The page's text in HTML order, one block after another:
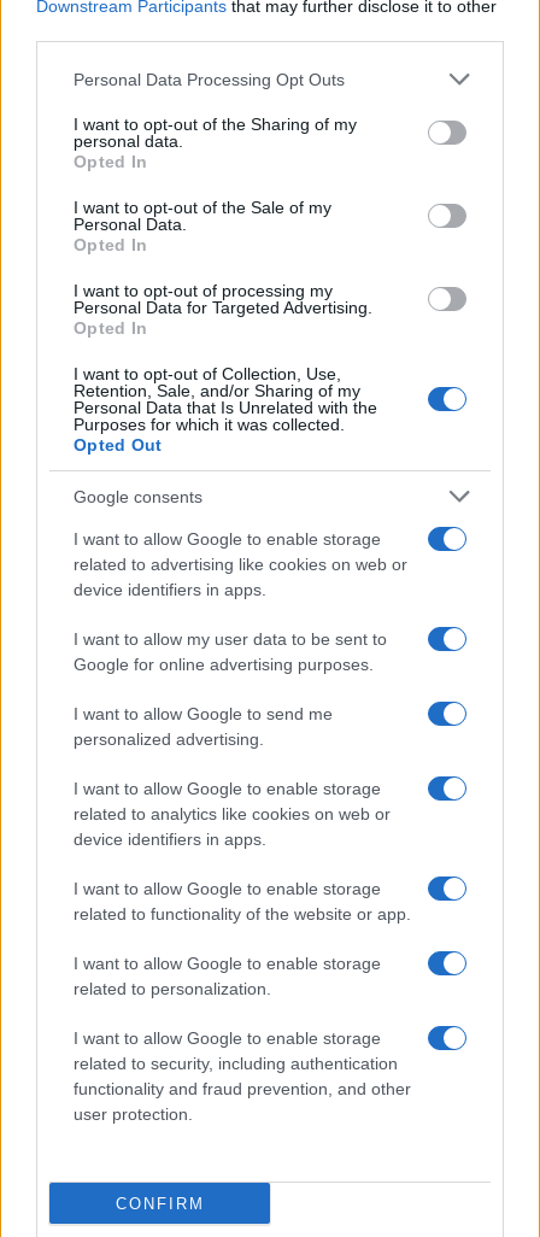
Downstream Participants that may further disclose it to other
Please note that this website/app uses one or more Google
not limited to your visit or usage behaviour. You may click to
grant or deny consent to Google and its third-party tags to
use your data for below specified purposes in below Google
consent section.
Personal Data Processing Opt Outs
I want to opt-out of the Sharing of my
personal data.
Opted In
I want to opt-out of the Sale of my
Personal Data.
Opted In
I want to opt-out of processing my
Personal Data for Targeted Advertising.
Opted In
I want to opt-out of Collection, Use,
Retention, Sale, and/or Sharing of my
Personal Data that Is Unrelated with the
Purposes for which it was collected.
Opted Out
Google consents
I want to allow Google to enable storage
related to advertising like cookies on web or
device identifiers in apps.
I want to allow my user data to be sent to
Google for online advertising purposes.
I want to allow Google to send me
personalized advertising.
I want to allow Google to enable storage
related to analytics like cookies on web or
device identifiers in apps.
I want to allow Google to enable storage
related to functionality of the website or app.
I want to allow Google to enable storage
related to personalization.
I want to allow Google to enable storage
related to security, including authentication
functionality and fraud prevention, and other
user protection.
CONFIRM
συναλλαγών από 501 ευρώ μέχρι 1.000 ευρώ,
αντιστοιχεί ένας λαχνός για κάθε 3 ευρώ.
Για συνολικό άθροισμα συναλλαγών πάνω από 1001
όριο συναλλαγών που λαμβάνονται υπόψη για τις
ανάγκες του προγράμματος των δημοσίων κληρώσεων,
Κάθε συμμετέχων μπορεί να αναδειχθεί τυχερός μέχρι 2
φορές μέσα στο ίδιο ημερολογιακό έτος. Σε περίπτωση
που συμμετέχων αναδειχθεί τυχερός περισσότερες από
δύο φορές, το χρηματικό ποσό που αντιστοιχεί στο
έπαθλο καταβάλλεται στον 1ο, 2ο κ.ο.κ. δικαιούχο,
Στους φορολογούμενους που κληρώνονται και δεν